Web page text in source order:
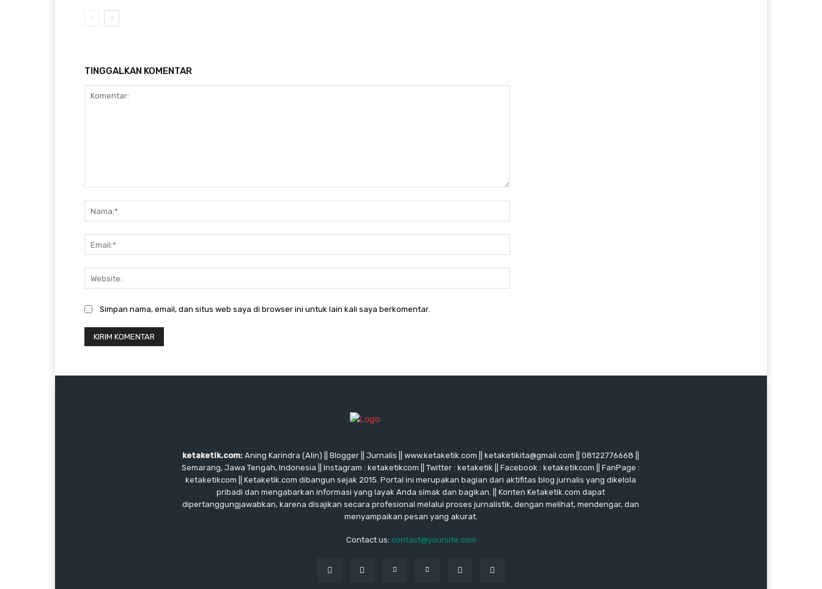
TINGGALKAN KOMENTAR
Simpan nama, email, dan situs web saya di browser ini untuk lain kali saya berkomentar.
ketaketik.com: Aning Karindra (Alin) || Blogger || Jurnalis || www.ketaketik.com || ketaketikita@gmail.com || 08122776668 ||
Semarang, Jawa Tengah, Indonesia || Instagram : ketaketikcom || Twitter : ketaketik || Facebook : ketaketikcom || FanPage :
ketaketikcom || Ketaketik.com dibangun sejak 2015. Portal ini merupakan bagian dari aktifitas blog jurnalis yang dikelola
pribadi dan mengabarkan informasi yang layak Anda simak dan bagikan. || Konten Ketaketik.com dapat
dipertanggungjawabkan, karena disajikan secara profesional melalui proses jurnalistik, dengan melihat, mendengar, dan
menyampaikan pesan yang akurat.
Contact us: contact@yoursite.com